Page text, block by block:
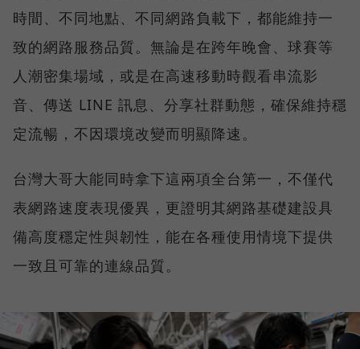
時間、不同地點、不同網路負載下，都能維持一
致的網路服務品質。無論是在跨年晚會、球賽等
人潮密集場域，或是在高速移動時觀看串流影
音、傳送 LINE 訊息、分享社群動態，確保維持穩
定流暢，不因環境改變而明顯降速。
台灣大哥大能同時拿下這兩項全台第一，不僅代
表網路速度表現優異，更證明其網路基礎建設具
備高度穩定性與韌性，能在各種使用情境下提供
一致且可靠的連線品質。